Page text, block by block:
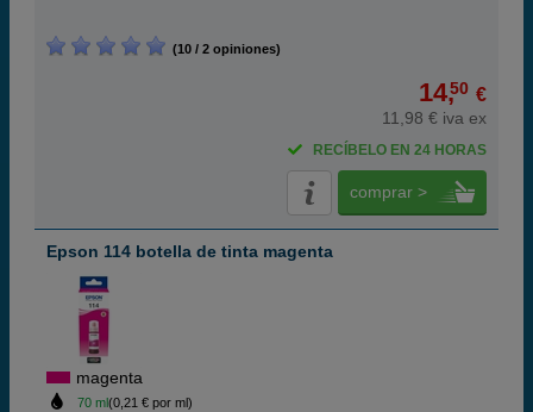
(10 / 2 opiniones)
14,50 €
11,98 € iva ex
RECÍBELO EN 24 HORAS
comprar >
Epson 114 botella de tinta magenta
magenta
70 ml(0,21 € por ml)